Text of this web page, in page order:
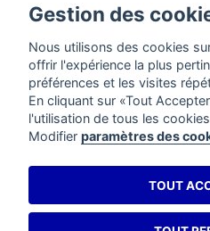
find our contact info in the legal
PRODUCTS
STORE INFORMATION
Gestion des
Nous utilisons des cookies
offrir l'expérience la plus
préférences et les visites
En cliquant sur «Tout
l'utilisation de tous les
Modifier paramètres des
TOUT